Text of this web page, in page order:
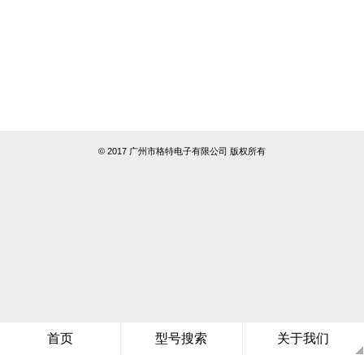
首页 型号搜索 关于我们
© 2017 广州市格特电子有限公司 版权所有